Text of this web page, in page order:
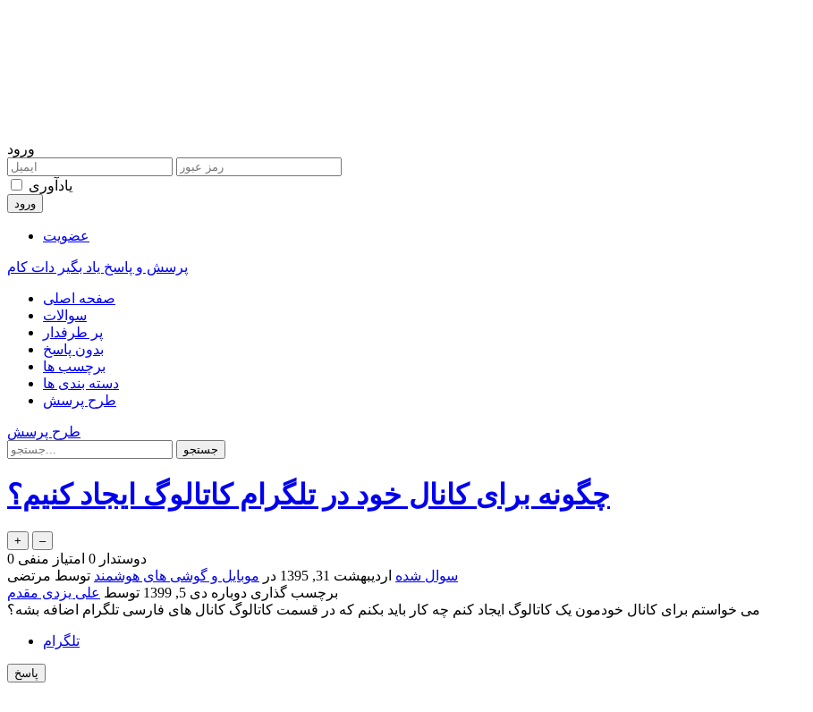
ورود
یادآوری
عضویت
پرسش و پاسخ یاد بگیر دات کام
صفحه اصلی
سوالات
پر طرفدار
بدون پاسخ
برچسب ها
دسته بندی ها
طرح پرسش
طرح پرسش
چگونه برای کانال خود در تلگرام کاتالوگ ایجاد کنیم؟
0 دوستدار 0 امتیاز منفی
سوال شده اردیبهشت 31, 1395 در موبایل و گوشی های هوشمند توسط مرتضی
برچسب گذاری دوباره دی 5, 1399 توسط علی یزدی مقدم
می خواستم برای کانال خودمون یک کاتالوگ ایجاد کنم چه کار باید بکنم که در قسمت کاتالوگ کانال های فارسی تلگرام اضافه بشه؟
تلگرام